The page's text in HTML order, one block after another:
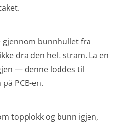
gjennom bunnhullet fra
dra den helt stram. La en
— denne loddes til
PCB-en.
topplokk og bunn igjen,